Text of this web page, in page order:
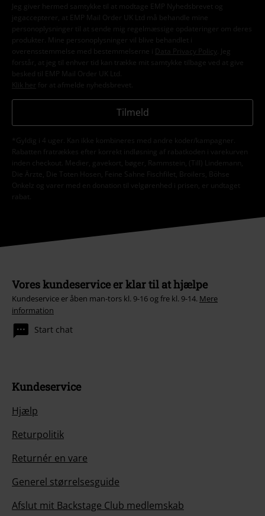
Jeg giver hermed samtykke til at modtage EMP Nyhedsbrevet og
jegaccepterer, at EMP Mail Order UK Ltd må behandle mine
personoplysninger til at sende mig regelmæssige opdateringer om deres
produkter. Mine personoplysninger vil blive behandlet i
overensstemmelse med bestemmelserne i
Data Privacy Policy
. Jeg
forstår, at jeg til enhver tid kan trække mit samtykke tilbage ved at give
besked til EMP Mail Order UK Ltd.
Klik her
for at afmelde nyhedsbrevet.
Tilmeld
*Gyldig i 4 uger. Kan ikke kombineres med andre koder/kampagner.
Rabatten fratrækkes efter korrekt indløsning af rabatkoden i varekurven
inden checkout. Medier, gavekort, bøger, Rammstein, (Till) Lindemann,
Die Ärzte, Die Toten Hosen, Feine Sahne Fischfilet, Broilers, Böhse
Onkelz og varer med en donation til velgørenhed i prisen, er undtaget
rabat.
Vores kundeservice er klar til at hjælpe
Kundeservice er åben man-tors kl. 9-16 og fre kl. 9-14. Mere
information
Start chat
Kundeservice
Hjælp
Returpolitik
Returnér en vare
Generel størrelsesguide
Afslut mit Backstage Club medlemskab